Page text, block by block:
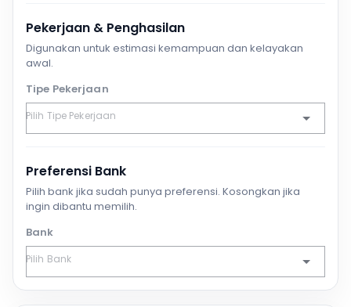
Pekerjaan & Penghasilan
Digunakan untuk estimasi kemampuan dan kelayakan
awal.
Tipe Pekerjaan
Preferensi Bank
Pilih bank jika sudah punya preferensi. Kosongkan jika
ingin dibantu memilih.
Bank